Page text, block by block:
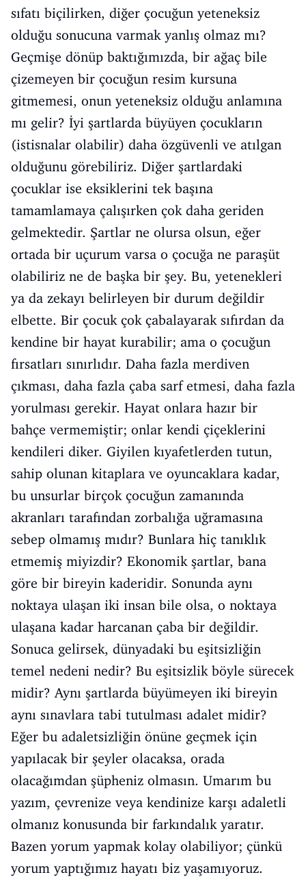
sıfatı biçilirken, diğer çocuğun yeteneksiz
olduğu sonucuna varmak yanlış olmaz mı?
Geçmişe dönüp baktığımızda, bir ağaç bile
çizemeyen bir çocuğun resim kursuna
gitmemesi, onun yeteneksiz olduğu anlamına
mı gelir? İyi şartlarda büyüyen çocukların
(istisnalar olabilir) daha özgüvenli ve atılgan
olduğunu görebiliriz. Diğer şartlardaki
çocuklar ise eksiklerini tek başına
tamamlamaya çalışırken çok daha geriden
gelmektedir. Şartlar ne olursa olsun, eğer
ortada bir uçurum varsa o çocuğa ne paraşüt
olabiliriz ne de başka bir şey. Bu, yetenekleri
ya da zekayı belirleyen bir durum değildir
elbette. Bir çocuk çok çabalayarak sıfırdan da
kendine bir hayat kurabilir; ama o çocuğun
fırsatları sınırlıdır. Daha fazla merdiven
çıkması, daha fazla çaba sarf etmesi, daha fazla
yorulması gerekir. Hayat onlara hazır bir
bahçe vermemiştir; onlar kendi çiçeklerini
kendileri diker. Giyilen kıyafetlerden tutun,
sahip olunan kitaplara ve oyuncaklara kadar,
bu unsurlar birçok çocuğun zamanında
akranları tarafından zorbalığa uğramasına
sebep olmamış mıdır? Bunlara hiç tanıklık
etmemiş miyizdir? Ekonomik şartlar, bana
göre bir bireyin kaderidir. Sonunda aynı
noktaya ulaşan iki insan bile olsa, o noktaya
ulaşana kadar harcanan çaba bir değildir.
Sonuca gelirsek, dünyadaki bu eşitsizliğin
temel nedeni nedir? Bu eşitsizlik böyle sürecek
midir? Aynı şartlarda büyümeyen iki bireyin
aynı sınavlara tabi tutulması adalet midir?
Eğer bu adaletsizliğin önüne geçmek için
yapılacak bir şeyler olacaksa, orada
olacağımdan şüpheniz olmasın. Umarım bu
yazım, çevrenize veya kendinize karşı adaletli
olmanız konusunda bir farkındalık yaratır.
Bazen yorum yapmak kolay olabiliyor; çünkü
yorum yaptığımız hayatı biz yaşamıyoruz.